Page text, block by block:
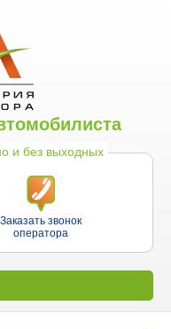
и без выходных
Заказать звонок
оператора